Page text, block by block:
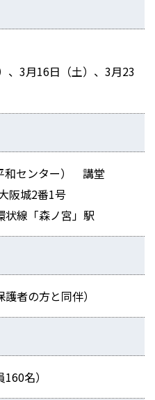
、3月16日（土）、3月23
和センター） 講堂
阪城2番1号
状線「森ノ宮」駅
者の方と同伴）
名）